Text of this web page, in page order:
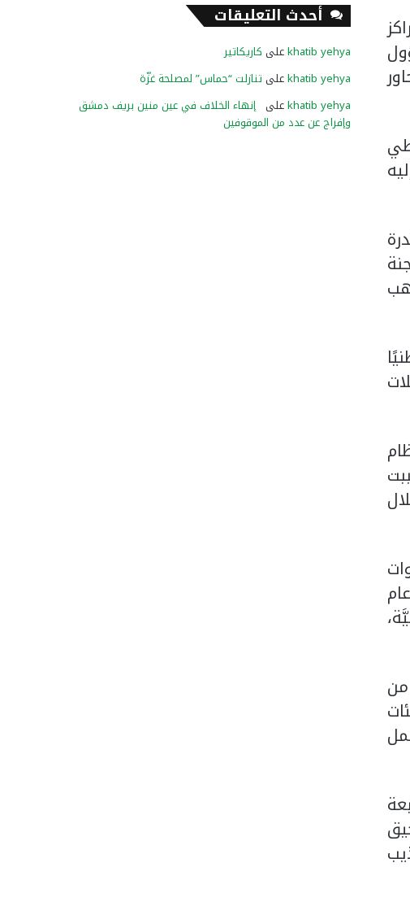
بينما تسببت
مدني خلال
في عام
معتقل من
أحدث التعليقات
khatib yehyaعلى كاريكاتير
khatib yehyaعلى تنازلت “حماس” لمصلحة غزّة
khatib yehyaعلى إنهاء الخلاف في عين منين بريف دمشق
وإفراج عن عدد من الموقوفين